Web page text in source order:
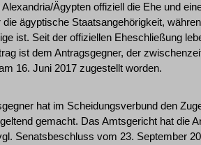
Ägypten offiziell die Ehe und
ägyptische Staatsangehörigkeit,
ist. Seit der offiziellen Eheschließung
ist dem Antragsgegner, der
16. Juni 2017 zugestellt worden.
hat im Scheidungsverbund den
gemacht. Das Amtsgericht hat die
Senatsbeschluss vom 23. September